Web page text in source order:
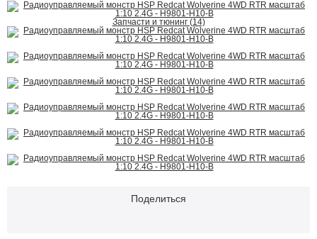
Запчасти и тюнинг (14)
Поделиться